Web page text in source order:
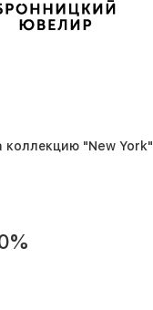
коллекцию "New York"